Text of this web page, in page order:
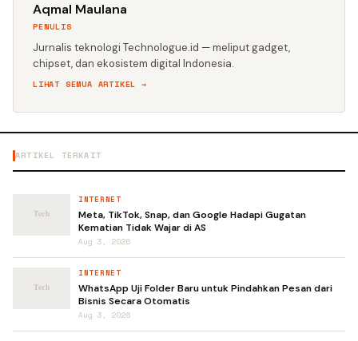
Aqmal Maulana
PENULIS
Jurnalis teknologi Technologue.id — meliput gadget,
chipset, dan ekosistem digital Indonesia.
LIHAT SEMUA ARTIKEL →
ARTIKEL TERKAIT
INTERNET
Meta, TikTok, Snap, dan Google Hadapi Gugatan
Kematian Tidak Wajar di AS
Aug 3, 2026
INTERNET
WhatsApp Uji Folder Baru untuk Pindahkan Pesan dari
Bisnis Secara Otomatis
Aug 3, 2026